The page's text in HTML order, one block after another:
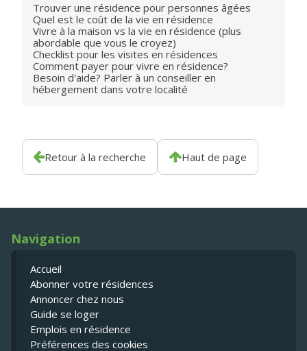
Trouver une résidence pour personnes âgées
Quel est le coût de la vie en résidence
Vivre à la maison vs la vie en résidence (plus
abordable que vous le croyez)
Checklist pour les visites en résidences
Comment payer pour vivre en résidence?
Besoin d'aide? Parler à un conseiller en
hébergement dans votre localité
Retour à la recherche Haut de page
Navigation
Accueil
Abonner votre résidences
Annoncer chez nous
Guide se loger
Emplois en résidence
Préférences des cookies